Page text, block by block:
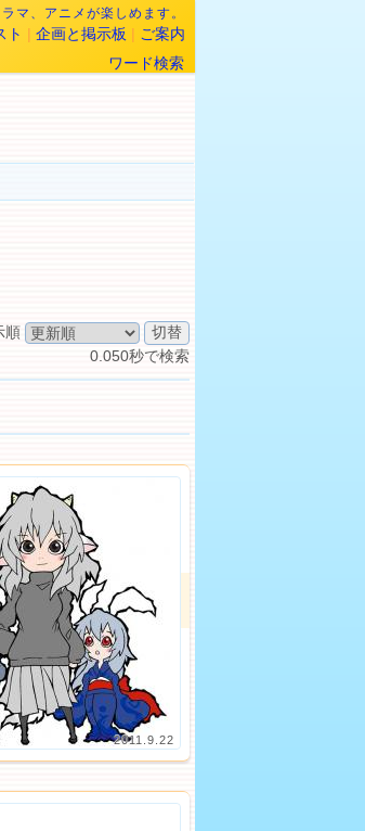
マ、アニメが楽しめます。
ト | 企画と掲示板 | ご案内
ワード検索
順
0.050秒で検索
2011.9.22